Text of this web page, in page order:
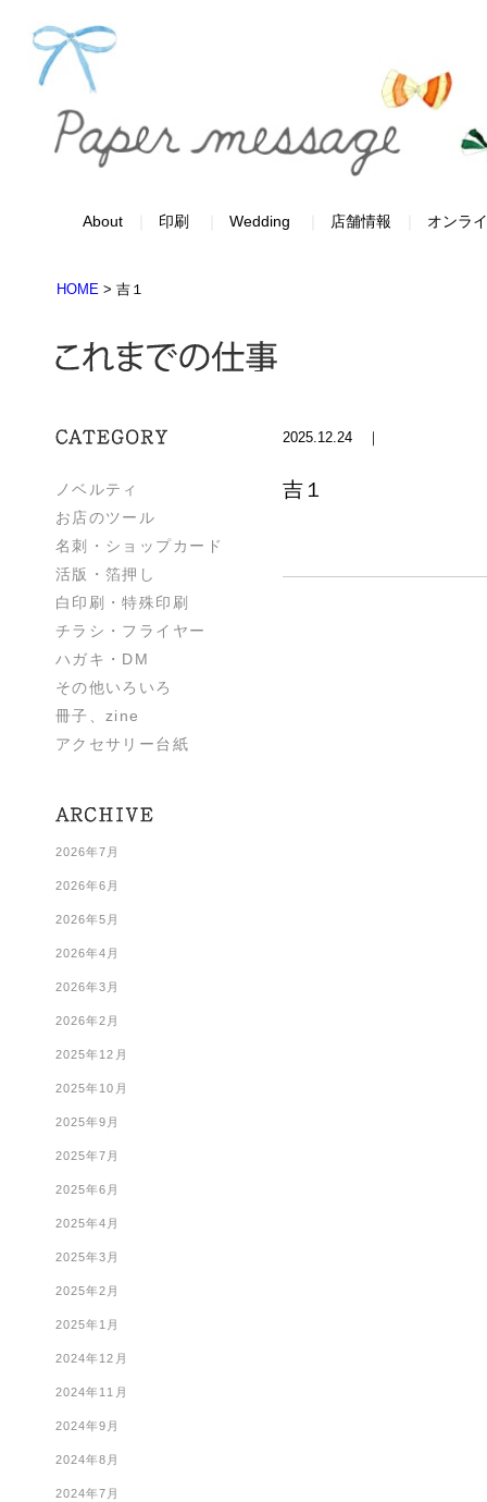
About 印刷 Wedding 店舗情報 オンラ
HOME > 吉１
ノベルティ
お店のツール
名刺・ショップカード
活版・箔押し
白印刷・特殊印刷
チラシ・フライヤー
ハガキ・DM
その他いろいろ
冊子、zine
アクセサリー台紙
2026年7月
2026年6月
2026年5月
2026年4月
2026年3月
2026年2月
2025年12月
2025年10月
2025年9月
2025年7月
2025年6月
2025年4月
2025年3月
2025年2月
2025年1月
2024年12月
2024年11月
2024年9月
2024年8月
2024年7月
2025.12.24 ｜
吉１